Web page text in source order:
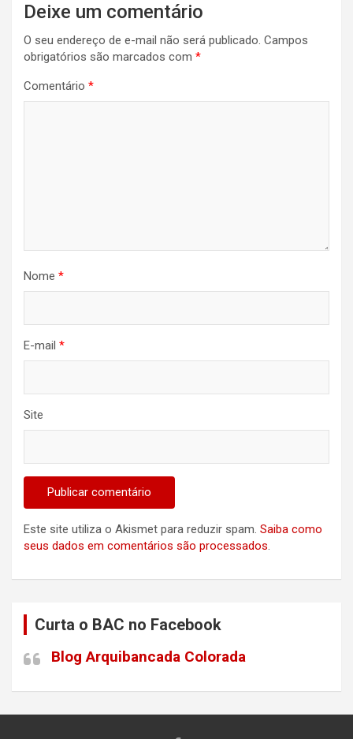
Deixe um comentário
O seu endereço de e-mail não será publicado. Campos
obrigatórios são marcados com *
Comentário *
Nome *
E-mail *
Site
Este site utiliza o Akismet para reduzir spam. Saiba como
seus dados em comentários são processados.
Curta o BAC no Facebook
Blog Arquibancada Colorada